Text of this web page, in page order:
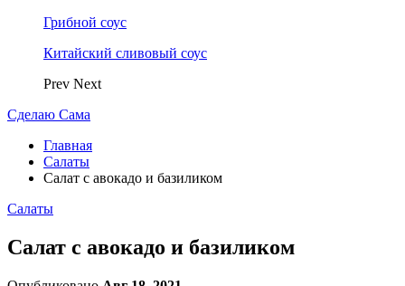
Грибной соус
Китайский сливовый соус
Prev Next
Сделаю Сама
Главная
Салаты
Салат с авокадо и базиликом
Салаты
Салат с авокадо и базиликом